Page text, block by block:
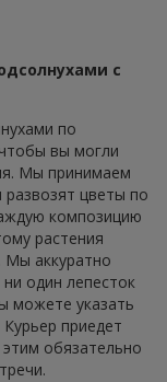
с
по
вы могли
Мы принимаем
развозят цветы по
композицию
растения
Мы аккуратно
один лепесток
можете указать
приедет
обязательно